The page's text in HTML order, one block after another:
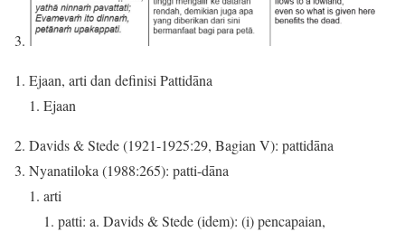
Ejaan, arti dan definisi Pattidāna
Ejaan
Davids & Stede (1921-1925:29, Bagian V): pattidāna
Nyanatiloka (1988:265): patti-dāna
arti
patti: a. Davids & Stede (idem): (i) pencapaian,